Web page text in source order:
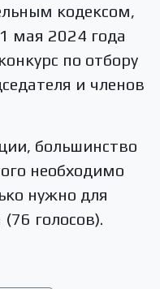
кодексом,
мая 2024 года
по отбору
и членов
большинство
необходимо
нужно для
голосов).